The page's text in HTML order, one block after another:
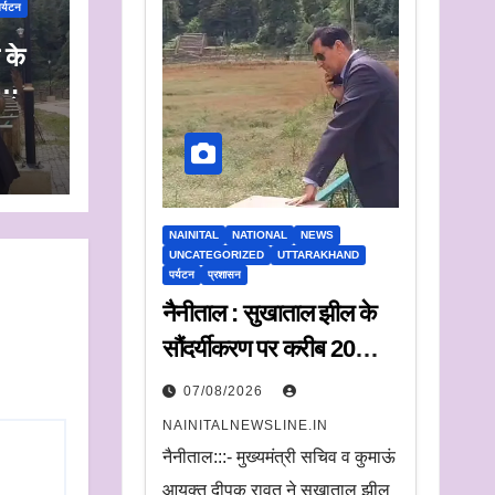
के
के
NAINITAL NATIONAL
NEWS
UNCATEGORIZED
UTTARAKHAND
पर्यटन
प्रशासन
नैनीताल : सुखाताल झील के
सौंदर्यीकरण पर करीब 20
करोड़ रुपये खर्च, संचालन के
लिए संस्था का चयन जल्द
07/08/2026
NAINITALNEWSLINE.IN
नैनीताल:::- मुख्यमंत्री सचिव व कुमाऊं
आयुक्त दीपक रावत ने सूखाताल झील